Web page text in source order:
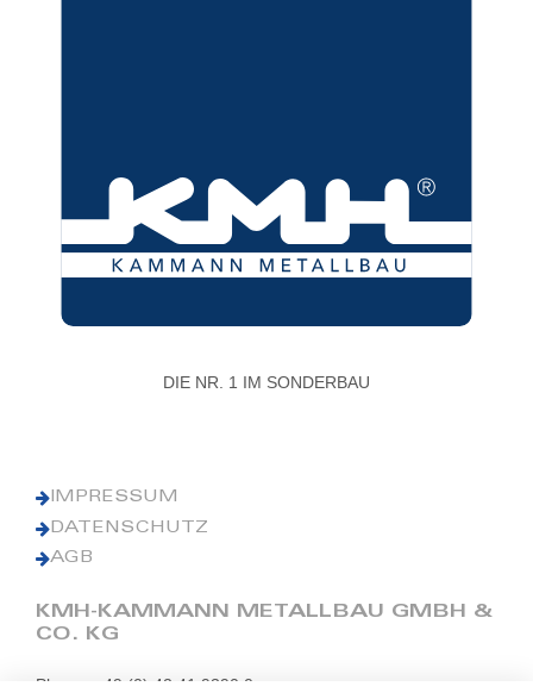
DIE NR. 1 IM SONDERBAU
IMPRESSUM
DATENSCHUTZ
AGB
KMH-KAMMANN METALLBAU GMBH &
CO. KG
Phone: +49 (0) 42 41 9390 0